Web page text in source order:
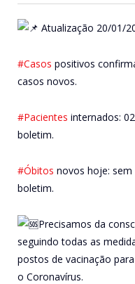
Atualização 20/01/
#Casos positivos
casos novos.
#Pacientes internados:
boletim.
#Óbitos novos hoje:
boletim.
Precisamos da
seguindo todas as
postos de vacinação
o Coronavírus.